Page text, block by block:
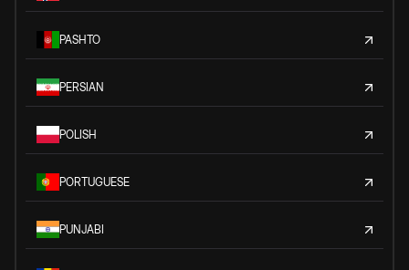
PASHTO
PERSIAN
POLISH
PORTUGUESE
PUNJABI